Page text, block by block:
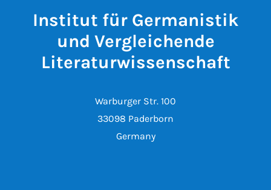
Institut für Germanistik
und Vergleichende
Literaturwissenschaft
Warburger Str. 100
33098 Paderborn
Germany